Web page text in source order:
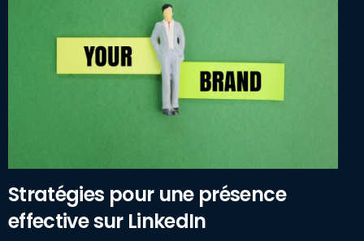
Stratégies pour une présence
effective sur LinkedIn